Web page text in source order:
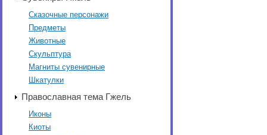
Сказочные персонажи
Предметы
Животные
Скульптура
Магниты сувенирные
Шкатулки
Православная тема Гжель
Иконы
Киоты